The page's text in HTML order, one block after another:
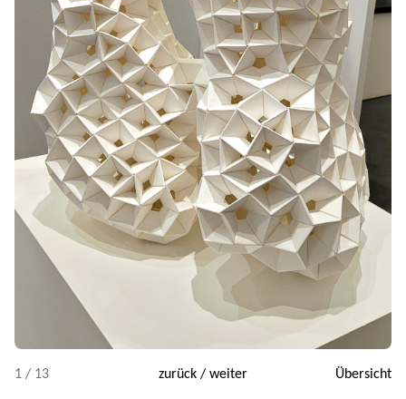
1 / 13 zurück/ weiter Übersicht